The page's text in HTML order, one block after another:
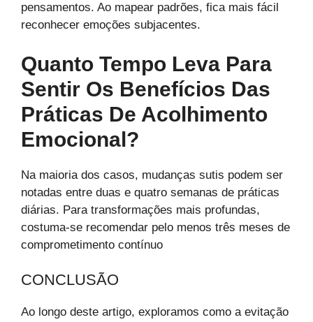
pensamentos. Ao mapear padrões, fica mais fácil
reconhecer emoções subjacentes.
Quanto Tempo Leva Para
Sentir Os Benefícios Das
Práticas De Acolhimento
Emocional?
Na maioria dos casos, mudanças sutis podem ser
notadas entre duas e quatro semanas de práticas
diárias. Para transformações mais profundas,
costuma-se recomendar pelo menos três meses de
comprometimento contínuo
CONCLUSÃO
Ao longo deste artigo, exploramos como a evitação